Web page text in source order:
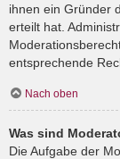
ihnen ein Gründer
erteilt hat.
entsprechende
Nach oben
Was sind
Die Aufgabe der